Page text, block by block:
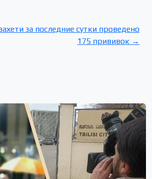
за последние сутки проведено
175 прививок →